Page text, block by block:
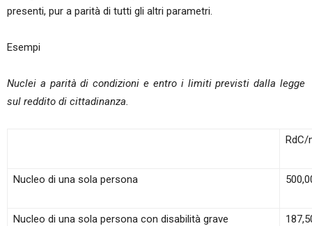
presenti, pur a parità di tutti gli altri parametri.
Esempi
Nuclei a parità di condizioni e entro i limiti previsti dalla legge
sul reddito di cittadinanza.
RdC/
Nucleo di una sola persona
Nucleo di una sola persona con disabilità grave